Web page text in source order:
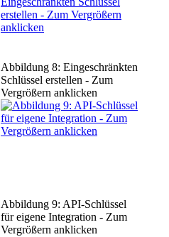
Abbildung 8: Eingeschränkten
Schlüssel erstellen - Zum
Vergrößern anklicken
Abbildung 9: API-Schlüssel
für eigene Integration - Zum
Vergrößern anklicken